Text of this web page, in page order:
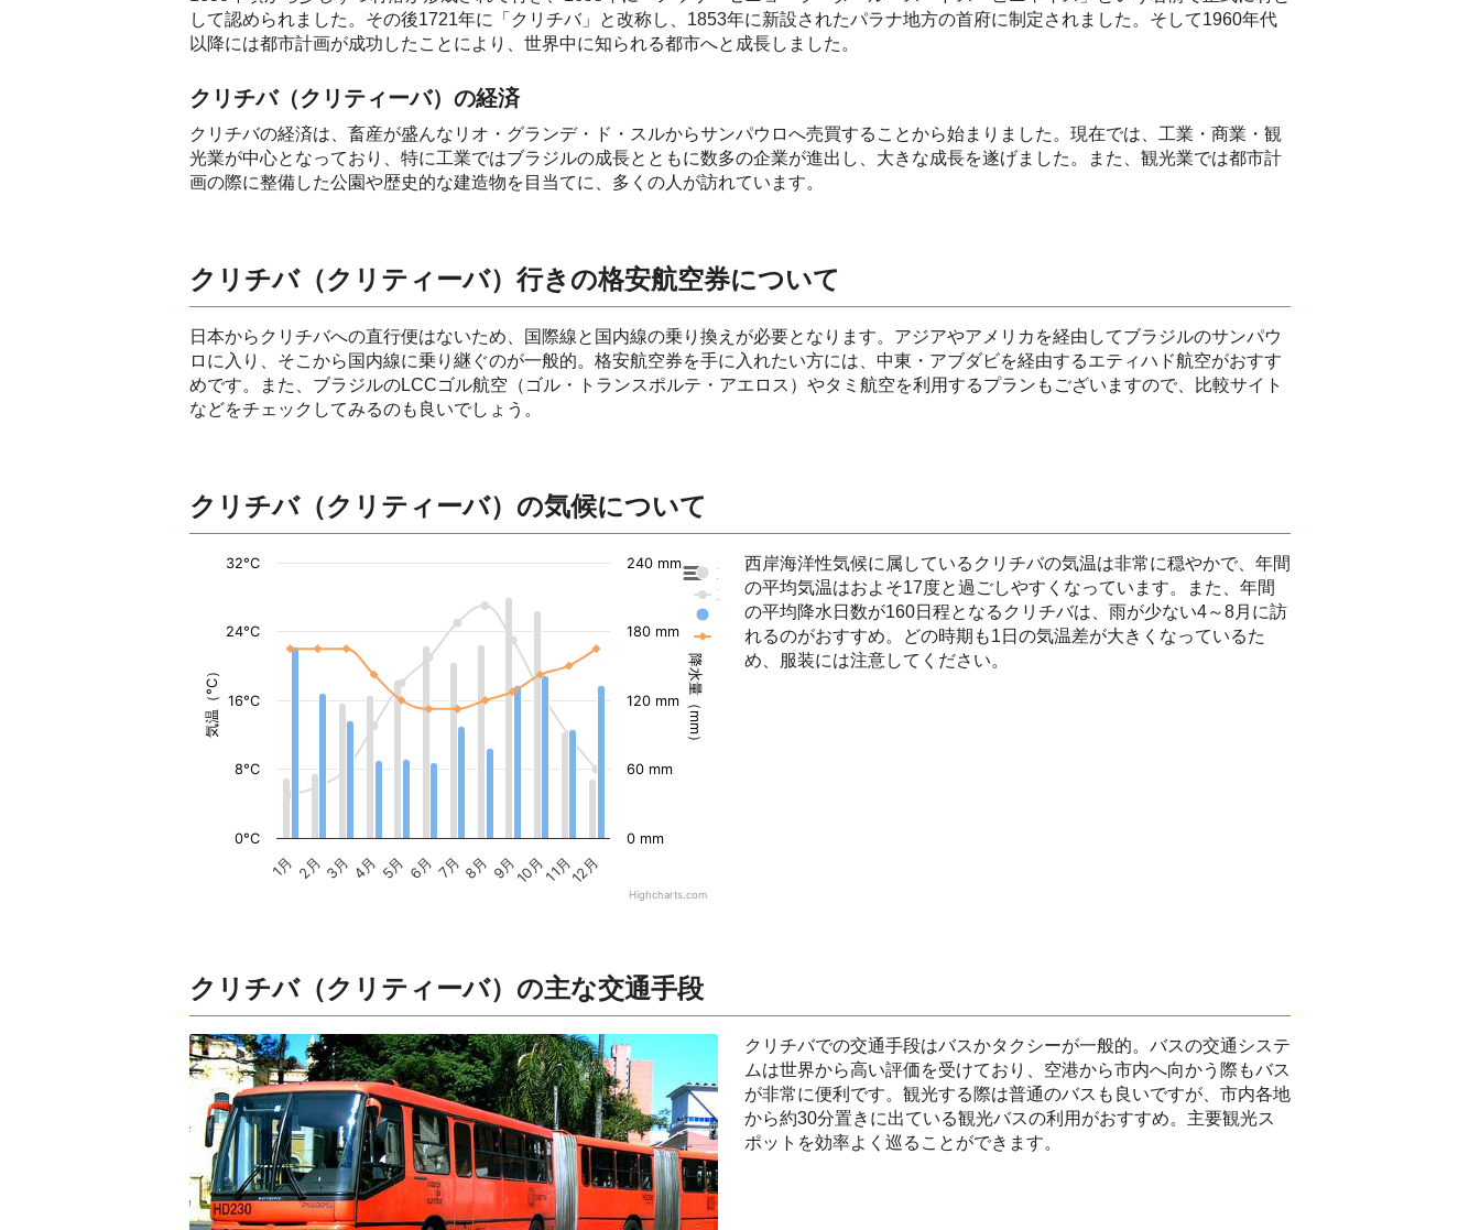
して認められました。その後1721年に「クリチバ」と改称し、1853年に新設されたパラナ地方の首府に制定されました。そして1960年代
以降には都市計画が成功したことにより、世界中に知られる都市へと成長しました。
クリチバ（クリティーバ）の経済
クリチバの経済は、畜産が盛んなリオ・グランデ・ド・スルからサンパウロへ売買することから始まりました。現在では、工業・商業・観
光業が中心となっており、特に工業ではブラジルの成長とともに数多の企業が進出し、大きな成長を遂げました。また、観光業では都市計
画の際に整備した公園や歴史的な建造物を目当てに、多くの人が訪れています。
クリチバ（クリティーバ）行きの格安航空券について
日本からクリチバへの直行便はないため、国際線と国内線の乗り換えが必要となります。アジアやアメリカを経由してブラジルのサンパウ
ロに入り、そこから国内線に乗り継ぐのが一般的。格安航空券を手に入れたい方には、中東・アブダビを経由するエティハド航空がおすす
めです。また、ブラジルのLCCゴル航空（ゴル・トランスポルテ・アエロス）やタミ航空を利用するプランもございますので、比較サイト
などをチェックしてみるのも良いでしょう。
クリチバ（クリティーバ）の気候について
気温（°C） 降水量（mm）
東京の降水量
東京の気温
クリチバ（クリティーバ）の降水量
クリチバ（クリティーバ）の気温
1月 2月 3月 4月 5月 6月 7月 8月 9月10月11月12月
0°C
8°C
16°C
24°C
32°C
0 mm
60 mm
120 mm
180 mm
240 mm
Highcharts.com
西岸海洋性気候に属しているクリチバの気温は非常に穏やかで、年間
の平均気温はおよそ17度と過ごしやすくなっています。また、年間
の平均降水日数が160日程となるクリチバは、雨が少ない4～8月に訪
れるのがおすすめ。どの時期も1日の気温差が大きくなっているた
め、服装には注意してください。
クリチバ（クリティーバ）の主な交通手段
クリチバでの交通手段はバスかタクシーが一般的。バスの交通システ
ムは世界から高い評価を受けており、空港から市内へ向かう際もバス
が非常に便利です。観光する際は普通のバスも良いですが、市内各地
から約30分置きに出ている観光バスの利用がおすすめ。主要観光ス
ポットを効率よく巡ることができます。